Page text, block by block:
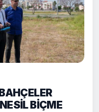
BİÇME